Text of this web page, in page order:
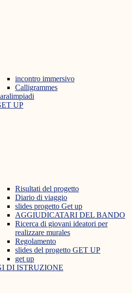
incontro immersivo
Calligrammes
UP
Risultati del progetto
Diario di viaggio
slides progetto Get up
AGGIUDICATARI DEL BANDO
Ricerca di giovani ideatori per
realizzare murales
Regolamento
slides del progetto GET UP
get up
DI ISTRUZIONE